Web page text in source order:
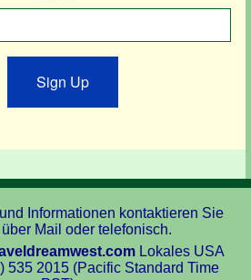
Sign Up
Informationen kontaktieren Sie
Mail oder telefonisch.
Lokales USA
535 2015 (Pacific Standard Time